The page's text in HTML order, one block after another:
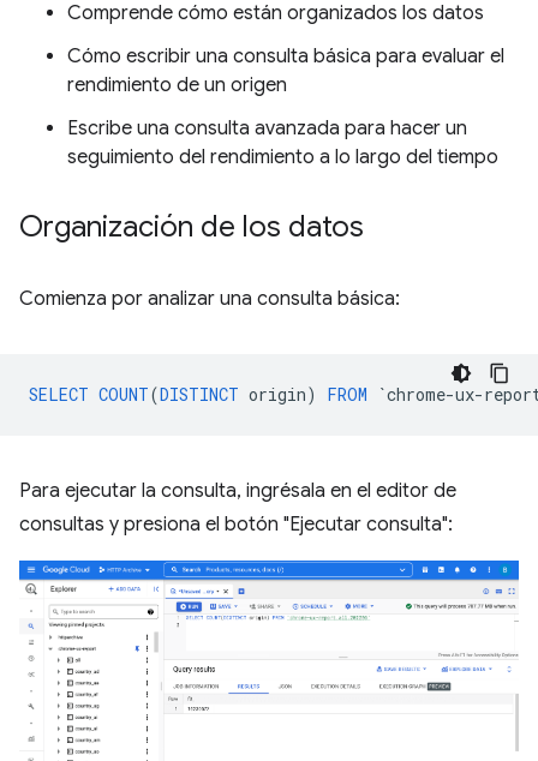
Comprende cómo están organizados los datos
Cómo escribir una consulta básica para evaluar el
rendimiento de un origen
Escribe una consulta avanzada para hacer un
seguimiento del rendimiento a lo largo del tiempo
Organización de los datos
Comienza por analizar una consulta básica:
SELECT COUNT(DISTINCT origin) FROM `chrome-ux-
Para ejecutar la consulta, ingrésala en el editor de
consultas y presiona el botón "Ejecutar consulta":